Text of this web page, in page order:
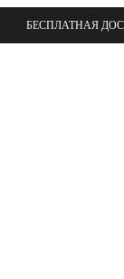
БЕСПЛАТНАЯ